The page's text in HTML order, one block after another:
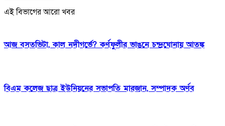
এই বিভাগের আরো খবর
আজ বসতভিটা, কাল নদীগর্ভে? কর্ণফুলীর ভাঙনে চন্দ্রঘোনায় আতঙ্ক
বিএম কলেজ ছাত্র ইউনিয়নের সভাপতি মারজান, সম্পাদক অর্ণব